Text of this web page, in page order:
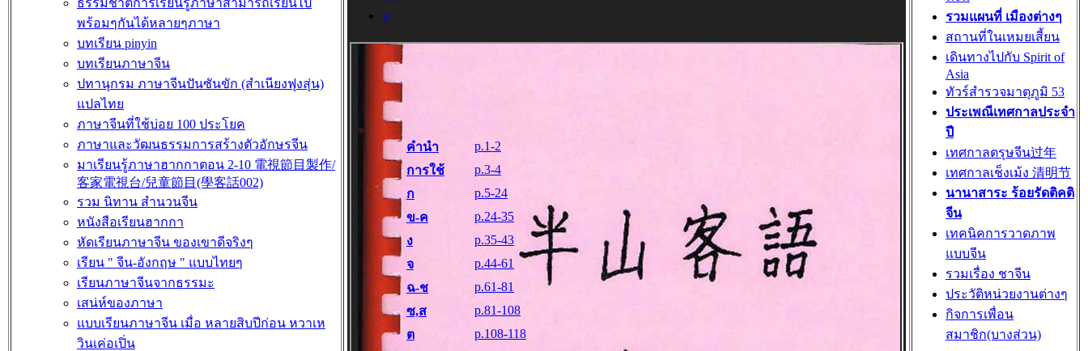
ธรรมชาติการเรียนรู้ภาษาสามารถเรียนไป
พร้อมๆกันได้หลายๆภาษา
บทเรียน pinyin
บทเรียนภาษาจีน
ปทานุกรม ภาษาจีนปันซันขัก (สำเนียงฟุงสุ่น)
แปลไทย
ภาษาจีนที่ใช้บ่อย 100 ประโยค
ภาษาและวัฒนธรรมการสร้างตัวอักษรจีน
มาเรียนรู้ภาษาฮากกาตอน 2-10 電視節目製作/
客家電視台/兒童節目(學客話002)
รวม นิทาน สำนวนจีน
หนังสือเรียนฮากกา
หัดเรียนภาษาจีน ของเขาดีจริงๆ
เรียน " จีน-อังกฤษ " แบบไทยๆ
เรียนภาษาจีนจากธรรมะ
เสน่ห์ของภาษา
แบบเรียนภาษาจีน เมื่อ หลายสิบปีก่อน หวาเห
วินเค่อเปิ่น
อ
รวมแผนที่ เมืองต่างๆ
สถานที่ในเหมยเสี้ยน
เดินทางไปกับ Spirit of
Asia
ทัวร์สำรวจมาตุภูมิ 53
ประเพณีเทศกาลประจำ
ปี
เทศกาลตรุษจีน过年
เทศกาลเช็งเม้ง 清明节
นานาสาระ ร้อยรัดติคติ
จีน
เทคนิคการวาดภาพ
แบบจีน
รวมเรื่อง ชาจีน
ประวัติหน่วยงานต่างๆ
กิจการเพื่อน
สมาชิก(บางส่วน)